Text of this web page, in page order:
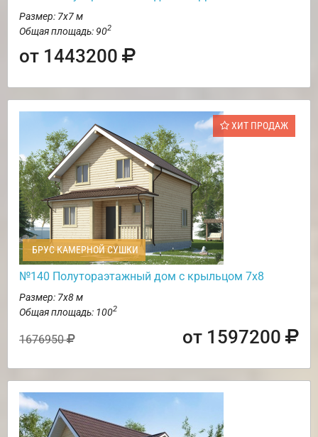
Размер: 7х7 м
Общая площадь: 902
от 1443200
ХИТ ПРОДАЖ
БРУС КАМЕРНОЙ СУШКИ
№140 Полутораэтажный дом с крыльцом 7х8
Размер: 7х8 м
Общая площадь: 1002
1676950 от 1597200